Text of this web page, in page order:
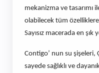
mekanizma ve tasarımı
olabilecek tüm
Sayısız macerada en şık
Contigo’ nun su
sayede sağlıklı ve